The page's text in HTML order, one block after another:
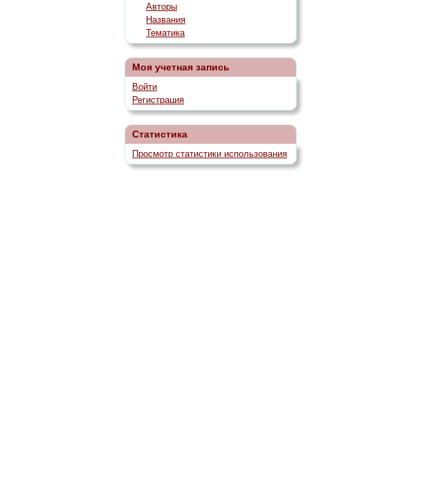
Авторы
Названия
Тематика
Моя учетная запись
Войти
Регистрация
Статистика
Просмотр статистики использования